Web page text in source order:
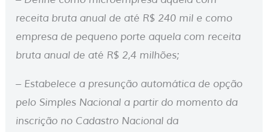
receita bruta anual de até R$ 240 mil e como
empresa de pequeno porte aquela com receita
bruta anual de até R$ 2,4 milhões;
– Estabelece a presunção automática de opção
pelo Simples Nacional a partir do momento da
inscrição no Cadastro Nacional da